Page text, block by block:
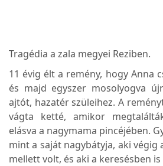
Tragédia a zala megyei Reziben.
11 évig élt a remény, hogy Anna
és majd egyszer mosolyogva
ajtót, hazatér szüleihez. A
vágta ketté, amikor
elásva a nagymama pincéjében.
mint a saját nagybátyja, aki végig
mellett volt, és aki a keresésben